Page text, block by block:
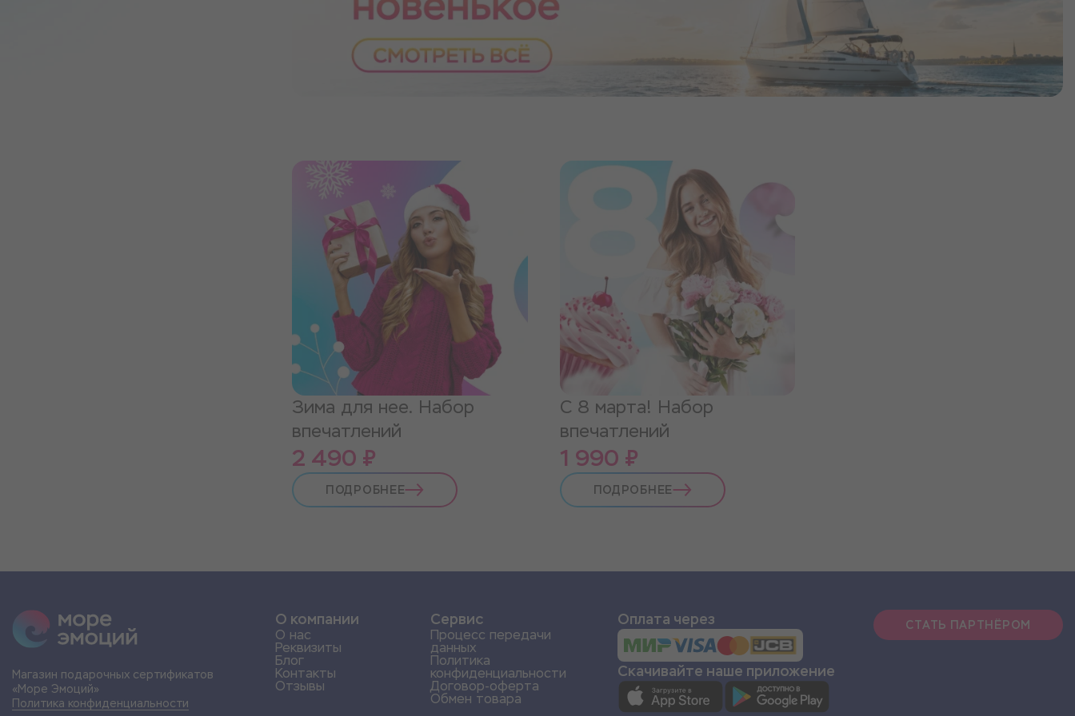
Зима для нее. Набор
впечатлений
2 490 ₽
ПОДРОБНЕЕ
С 8 марта! Набор
впечатлений
1 990 ₽
ПОДРОБНЕЕ
Магазин подарочных сертификатов
«Море Эмоций»
Политика конфиденциальности
О компании
О нас
Реквизиты
Блог
Контакты
Отзывы
Сервис
Процесс передачи
данных
Политика
конфиденциальности
Договор-оферта
Обмен товара
Оплата через
Скачивайте наше приложение
СТАТЬ ПАРТНЁРОМ